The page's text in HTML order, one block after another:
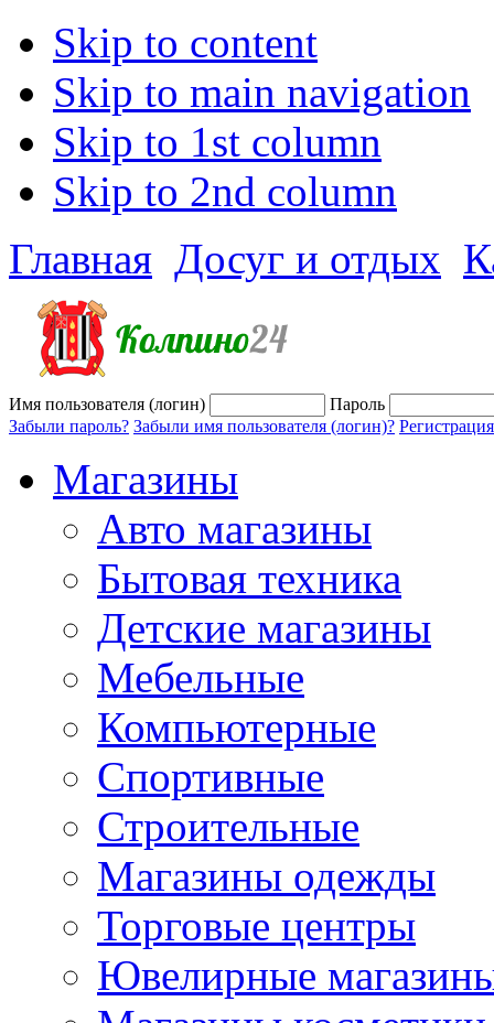
Skip to content
Skip to main navigation
Skip to 1st column
Skip to 2nd column
Главная Досуг и отдых
Имя пользователя (логин)
Пароль
Забыли пароль? Забыли имя пользователя (логин)? Регистрация
Магазины
Авто магазины
Бытовая техника
Детские магазины
Мебельные
Компьютерные
Спортивные
Строительные
Магазины одежды
Торговые центры
Ювелирные